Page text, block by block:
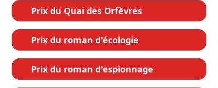
Prix du Quai des Orfèvres
Prix du roman d'écologie
Prix du roman d'espionnage